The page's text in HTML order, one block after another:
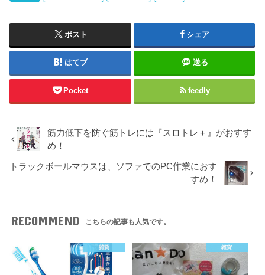
ポスト シェア
はてブ 送る
Pocket feedly
筋力低下を防ぐ筋トレには『スロトレ＋』がおすす
め！
トラックボールマウスは、ソファでのPC作業におす
すめ！
RECOMMEND こちらの記事も人気です。
雑貨 雑貨